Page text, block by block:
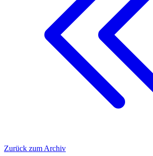
Zurück zum Archiv